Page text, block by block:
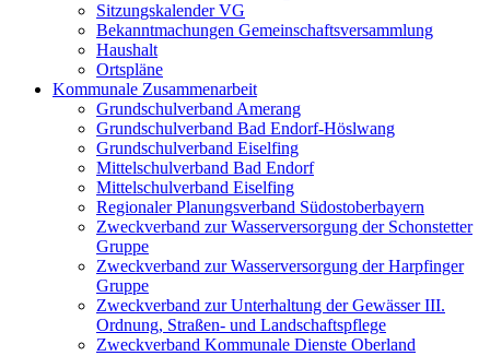
Sitzungskalender VG
Bekanntmachungen Gemeinschaftsversammlung
Haushalt
Ortspläne
Kommunale Zusammenarbeit
Grundschulverband Amerang
Grundschulverband Bad Endorf-Höslwang
Grundschulverband Eiselfing
Mittelschulverband Bad Endorf
Mittelschulverband Eiselfing
Regionaler Planungsverband Südostoberbayern
Zweckverband zur Wasserversorgung der Schonstetter
Gruppe
Zweckverband zur Wasserversorgung der Harpfinger
Gruppe
Zweckverband zur Unterhaltung der Gewässer III.
Ordnung, Straßen- und Landschaftspflege
Zweckverband Kommunale Dienste Oberland